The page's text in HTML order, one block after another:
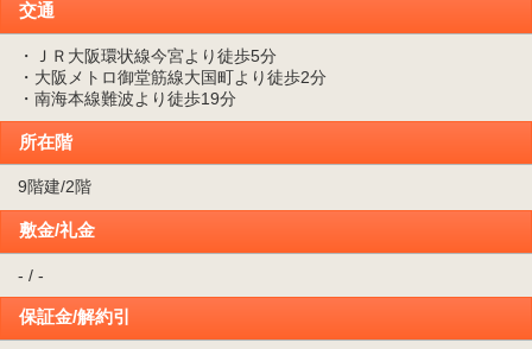
交通
・ＪＲ大阪環状線今宮より徒歩5分
・大阪メトロ御堂筋線大国町より徒歩2分
・南海本線難波より徒歩19分
所在階
9階建/2階
敷金/礼金
- / -
保証金/解約引